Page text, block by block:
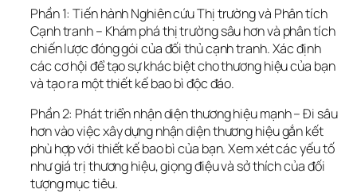
Phần 1: Tiến hành Nghiên cứu Thị trường và Phân tích
Cạnh tranh – Khám phá thị trường sâu hơn và phân tích
chiến lược đóng gói của đối thủ cạnh tranh. Xác định
các cơ hội để tạo sự khác biệt cho thương hiệu của bạn
và tạo ra một thiết kế bao bì độc đáo.
Phần 2: Phát triển nhận diện thương hiệu mạnh – Đi sâu
hơn vào việc xây dựng nhận diện thương hiệu gắn kết
phù hợp với thiết kế bao bì của bạn. Xem xét các yếu tố
như giá trị thương hiệu, giọng điệu và sở thích của đối
tượng mục tiêu.